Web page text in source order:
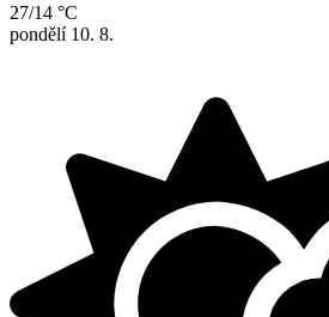
27/14 °C
pondělí 10. 8.